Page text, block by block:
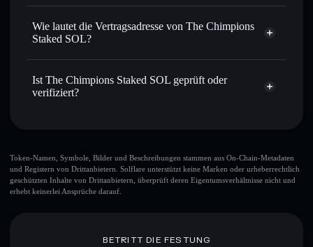
Durchschnittskosteneffekt nutzen– Schritt für Schritt
Privat senden
– übertrage CHIMPSOL, ohne Wallets
integrierten Privacy Aggregators
In Echtzeit verfolgen– überwache Kurs, Volumen,
Marktkapitalisierung und Liquidität von CHIMPSOL
The Chimpions Staked SOL
Solflare
Privacy Aggregator
Wie lautet die Vertragsadresse von The Chimpions
Staked SOL?
The Chimpions
sctmZbtfE4dBNBEqBriQQVZLBrTaTjiTfKNRzKUcSLa
Ist The Chimpions Staked SOL geprüft oder
verifiziert?
Token-Namen, Symbole, Bilder und Beschreibungen stammen aus On-Chain-Metadaten
und Registern von Drittanbietern. Solflare unterstützt keine Marken oder urheberrechtlich
geschützten Inhalte von Drittanbietern, überprüft deren Eigentumsverhältnisse nicht und
erhebt keinerlei Ansprüche darauf.
BETRITT DIE FESTUNG